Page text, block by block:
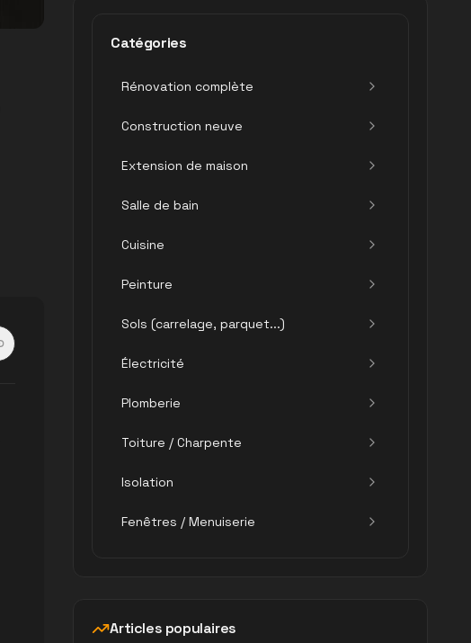
Catégories
Rénovation complète
Construction neuve
Extension de maison
Salle de bain
Cuisine
Peinture
Sols (carrelage, parquet...)
Électricité
Plomberie
Toiture / Charpente
Isolation
Fenêtres / Menuiserie
Articles populaires